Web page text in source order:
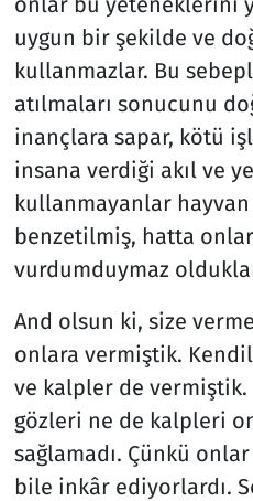
uygun bir şekilde ve
kullanmazlar. Bu
atılmaları sonucunu
inançlara sapar, kötü
insana verdiği akıl ve
kullanmayanlar
benzetilmiş, hatta
vurdumduymaz
And olsun ki, size
onlara vermiştik.
ve kalpler de vermiştik.
gözleri ne de kalpleri
sağlamadı. Çünkü
bile inkâr ediyorlardı.